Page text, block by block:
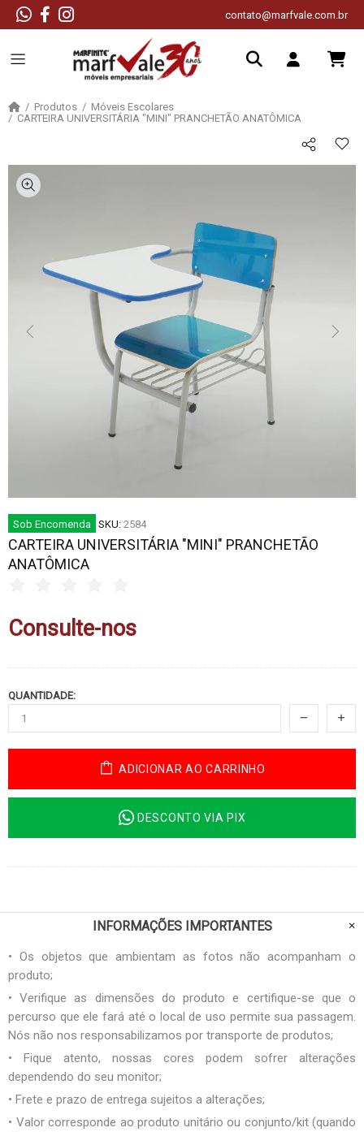
contato@marfvale.com.br
Produtos
Móveis Escolares
CARTEIRA UNIVERSITÁRIA "MINI" PRANCHETÃO ANATÔMICA
Sob Encomenda SKU: 2584
CARTEIRA UNIVERSITÁRIA "MINI" PRANCHETÃO
ANATÔMICA
Consulte-nos
QUANTIDADE:
ADICIONAR AO CARRINHO
DESCONTO VIA PIX
INFORMAÇÕES IMPORTANTES
• Os objetos que ambientam as fotos não acompanham o
produto;
• Verifique as dimensões do produto e certifique-se que o
percurso que ele fará até o local de uso permite sua passagem.
Nós não nos responsabilizamos por transporte de produtos;
• Fique atento, nossas cores podem sofrer alterações
dependendo do seu monitor;
• Frete e prazo de entrega sujeitos a alterações;
• Valor corresponde ao produto unitário ou conjunto/kit (quando